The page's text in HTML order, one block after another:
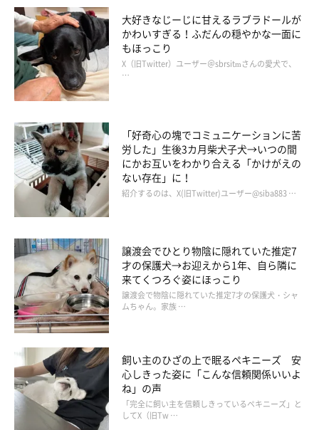
ることです。また、運動ができる、犬の社交性が身につくといっ
た利点もあるでしょう。反対に、犬同士のケンカなどによるトラ
ブルが起きてしまうデメリットもあります」
いぬのきもち投稿写真ギャラリー
大好きなじーじに甘えるラブラドールが
かわいすぎる！ふだんの穏やかな一面に
もほっこり
X（旧Twitter）ユーザー＠sbrsitmさんの愛犬で、
…
「好奇心の塊でコミュニケーションに苦
労した」生後3カ月柴犬子犬→いつの間
にかお互いをわかり合える「かけがえの
ない存在」に！
紹介するのは、X(旧Twitter)ユーザー@siba883 …
譲渡会でひとり物陰に隠れていた推定7
才の保護犬→お迎えから1年、自ら隣に
来てくつろぐ姿にほっこり
譲渡会で物陰に隠れていた推定7才の保護犬・シャ
ムちゃん。家族 …
飼い主のひざの上で眠るペキニーズ 安
心しきった姿に「こんな信頼関係いいよ
ね」の声
「完全に飼い主を信頼しきっているペキニーズ」と
してX（旧Tw …